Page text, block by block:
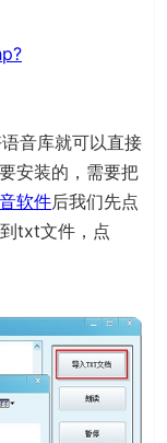
音库就可以直接
安装的，需要把
软件后我们先点
txt文件，点